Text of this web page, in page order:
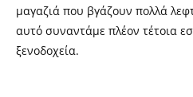
μαγαζιά που βγάζουν πολλά
αυτό συναντάμε πλέον τέτοια
ξενοδοχεία.